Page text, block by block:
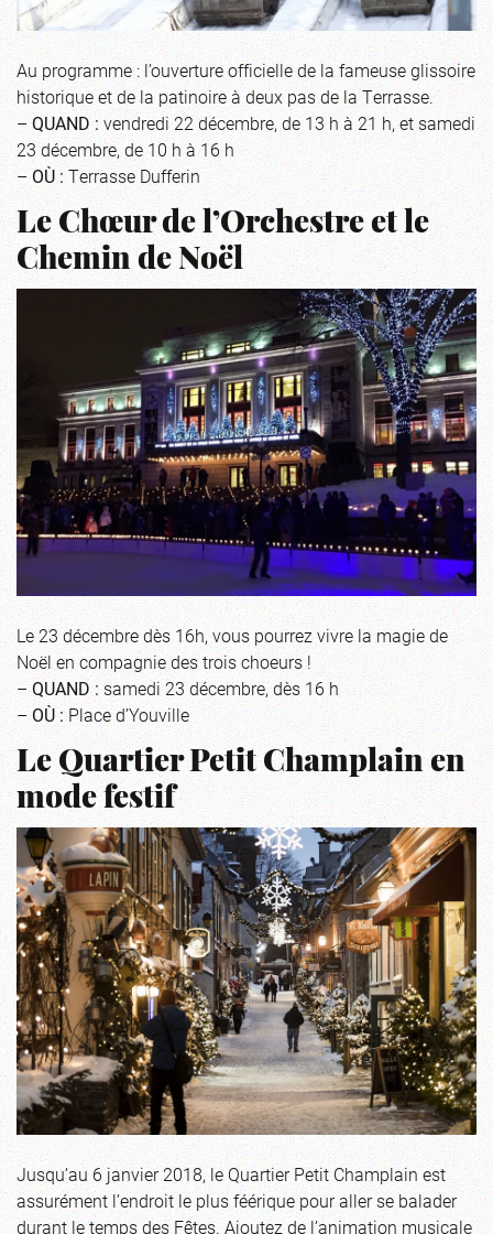
Au programme : l’ouverture officielle de la fameuse glissoire
historique et de la patinoire à deux pas de la Terrasse.
–QUAND :vendredi 22 décembre, de 13 h à 21 h, et samedi
23 décembre, de 10 h à 16 h
–OÙ :Terrasse Dufferin
Le Chœur de l’Orchestre et le
Chemin de Noël
Le 23 décembre dès 16h, vous pourrez vivre la magie de
Noël en compagnie des trois choeurs !
–QUAND : samedi 23 décembre, dès 16 h
–OÙ :Place d’Youville
Le Quartier Petit Champlain en
mode festif
Jusqu’au 6 janvier 2018, le Quartier Petit Champlain est
assurément l’endroit le plus féérique pour aller se balader
durant le temps des Fêtes. Ajoutez de l’animation musicale